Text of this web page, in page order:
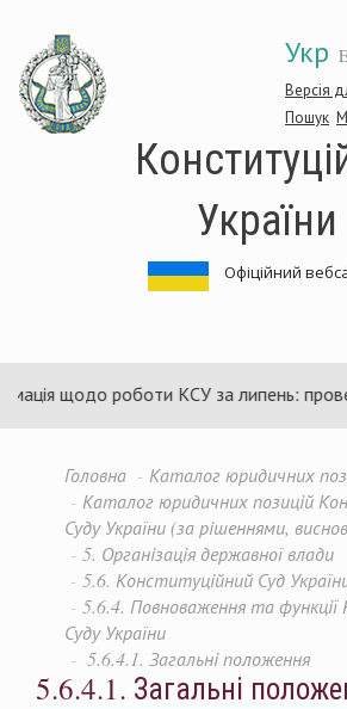
основного
матеріалу
Укр
Версія
Пошук
України
Офіційний
щодо роботи КСУ за липень:
Головна
Каталог юридичних
Каталог юридичних позицій
Суду України (за рішеннями,
5. Організація державної влади
5.6. Конституційний Суд
5.6.4. Повноваження та
Суду України
5.6.4.1. Загальні положення
5.6.4.1. Загальні